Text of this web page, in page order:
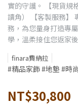
實的守護。 【現貨規
讀角） 【客製服務】
務，為您量身打造專
學，溫柔接住您返家
finara費納拉
#精品家飾 #地墊 #時
NT$30,800